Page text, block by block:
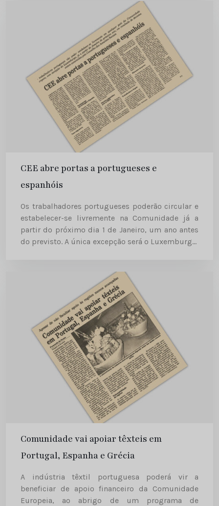
CEE abre portas a portugueses e
espanhóis
Os trabalhadores portugueses poderão circular e
estabelecer-se livremente na Comunidade já a
partir do próximo dia 1 de Janeiro, um ano antes
do previsto. A única excepção será o Luxemburgo,
Comunidade vai apoiar têxteis em
Portugal, Espanha e Grécia
A indústria têxtil portuguesa poderá vir a
beneficiar de apoio financeiro da Comunidade
Europeia, ao abrigo de um programa de